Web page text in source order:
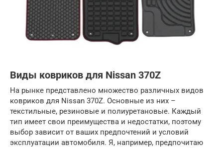
Виды ковриков для Nissan 370Z
На рынке представлено множество различных видов
ковриков для Nissan 370Z. Основные из них –
текстильные, резиновые и полиуретановые. Каждый
тип имеет свои преимущества и недостатки, поэтому
выбор зависит от ваших предпочтений и условий
эксплуатации автомобиля. Я, например, предпочитаю